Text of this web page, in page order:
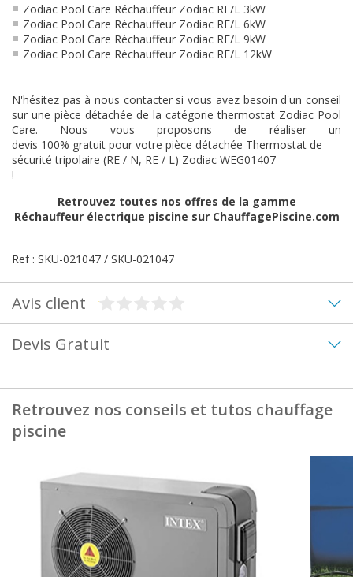
Zodiac Pool Care Réchauffeur Zodiac RE/L 3kW
Zodiac Pool Care Réchauffeur Zodiac RE/L 6kW
Zodiac Pool Care Réchauffeur Zodiac RE/L 9kW
Zodiac Pool Care Réchauffeur Zodiac RE/L 12kW
N'hésitez pas à nous contacter si vous avez besoin d'un conseil
sur une pièce détachée de la catégorie thermostat Zodiac Pool
Care. Nous vous proposons de réaliser un
devis 100% gratuit pour votre pièce détachée Thermostat de
sécurité tripolaire (RE / N, RE / L) Zodiac WEG01407
!
Retrouvez toutes nos offres de la gamme
Réchauffeur électrique piscine sur ChauffagePiscine.com
Ref : SKU-021047 / SKU-021047
Avis client
Devis Gratuit
Retrouvez nos conseils et tutos chauffage
piscine